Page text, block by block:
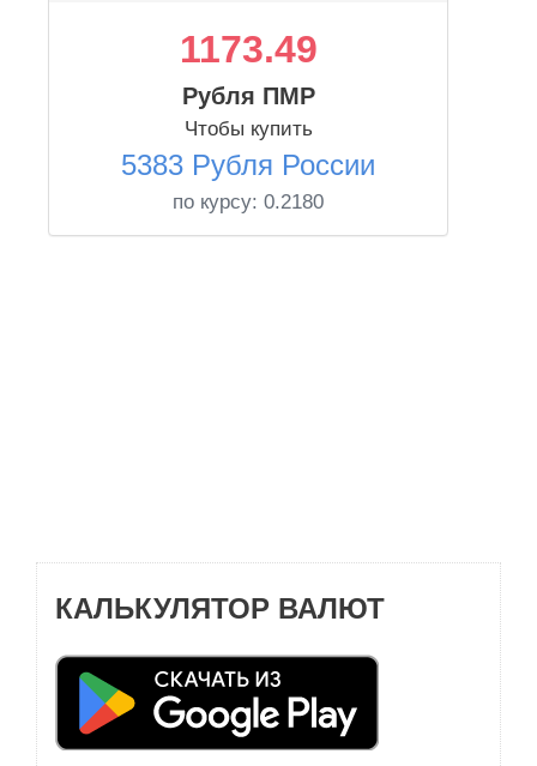
1173.49
Рубля ПМР
Чтобы купить
5383 Рубля России
по курсу: 0.2180
КАЛЬКУЛЯТОР ВАЛЮТ